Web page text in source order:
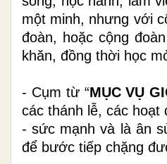
một minh, nhưng với
đoàn, hoặc cộng
khăn, đồng thời học
- Cụm từ “MỤC VỤ
các thánh lễ, các
- sức mạnh và là ân
để bước tiếp chặng